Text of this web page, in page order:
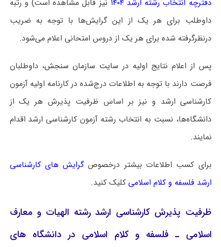
دفترچه انتخاب رشته ارشد ۱۴۰۴
نیز قابل مشاهده است) و رتبه
داوطلب برای هر یک از این گرایش‌ها با توجه به ضریب
درنظرگرفته شده برای هر یک از دروس امتحانی اعلام می‌شود.
پس از اعلام نتایج اولیه در سایت سازمان سنجش، داوطلبان
فرصت دارند با توجه به اطلاعات درج‌شده در کارنامه اولیه آزمون
کارشناسی ارشد و نیز بر اساس ظرفیت پذیرش هر یک از
دانشگاه‌ها، نسبت به انتخاب رشته آزمون کارشناسی ارشد اقدام
نمایند.
برای کسب اطلاعات بیشتر درخصوصگرایش های کارشناسی
ارشد فلسفه و کلام اسلامی کلیک کنید.
ظرفیت پذیرش کارشناسی ارشد رشته الهیات و معارف
اسلامی ـ فلسفه و کلام اسلامی در دانشگاه های